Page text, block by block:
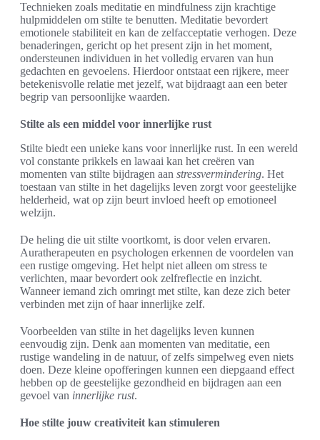
Technieken zoals meditatie en mindfulness zijn krachtige
hulpmiddelen om stilte te benutten. Meditatie bevordert
emotionele stabiliteit en kan de zelfacceptatie verhogen. Deze
benaderingen, gericht op het present zijn in het moment,
ondersteunen individuen in het volledig ervaren van hun
gedachten en gevoelens. Hierdoor ontstaat een rijkere, meer
betekenisvolle relatie met jezelf, wat bijdraagt aan een beter
begrip van persoonlijke waarden.
Stilte als een middel voor innerlijke rust
Stilte biedt een unieke kans voor innerlijke rust. In een wereld
vol constante prikkels en lawaai kan het creëren van
momenten van stilte bijdragen aan stressvermindering. Het
toestaan van stilte in het dagelijks leven zorgt voor geestelijke
helderheid, wat op zijn beurt invloed heeft op emotioneel
welzijn.
De heling die uit stilte voortkomt, is door velen ervaren.
Auratherapeuten en psychologen erkennen de voordelen van
een rustige omgeving. Het helpt niet alleen om stress te
verlichten, maar bevordert ook zelfreflectie en inzicht.
Wanneer iemand zich omringt met stilte, kan deze zich beter
verbinden met zijn of haar innerlijke zelf.
Voorbeelden van stilte in het dagelijks leven kunnen
eenvoudig zijn. Denk aan momenten van meditatie, een
rustige wandeling in de natuur, of zelfs simpelweg even niets
doen. Deze kleine opofferingen kunnen een diepgaand effect
hebben op de geestelijke gezondheid en bijdragen aan een
gevoel van innerlijke rust.
Hoe stilte jouw creativiteit kan stimuleren